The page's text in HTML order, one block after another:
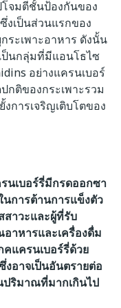
จมตีชั้นป้องกันของ
งเป็นส่วนแรกของ
ระเพาะอาหาร ดังนั้น
ป็นกลุ่มที่มีแอนโธไซ
อย่างแครนเบอร์
กติของกระเพาะรวม
การเจริญเติบโตของ
นเบอร์รี่มีกรดออกซา
การต้านการแข็งตัว
าวะและผู้ที่รับ
าหารและเครื่องดื่ม
คแครนเบอร์รี่ด้วย
งอาจเป็นอันตรายต่อ
ริมาณที่มากเกินไป